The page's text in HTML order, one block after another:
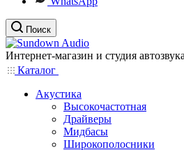
Поиск
Интернет-магазин и студия автозвука
Каталог
Акустика
Высокочастотная
Драйверы
Мидбасы
Широкополосники